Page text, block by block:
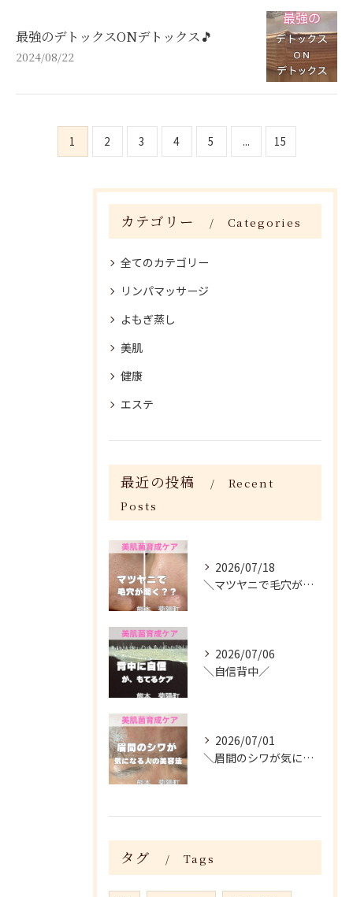
最強のデトックスONデトックス🎵
2024/08/22
1 2 3 4 5 ... 15
カテゴリー Categories
全てのカテゴリー
リンパマッサージ
よもぎ蒸し
美肌
健康
エステ
最近の投稿
Recent
Posts
2026/07/18
＼マツヤニで毛穴が開く？／
2026/07/06
＼自信背中／
2026/07/01
＼眉間のシワが気になる人がやってる美容法／
タグ Tags